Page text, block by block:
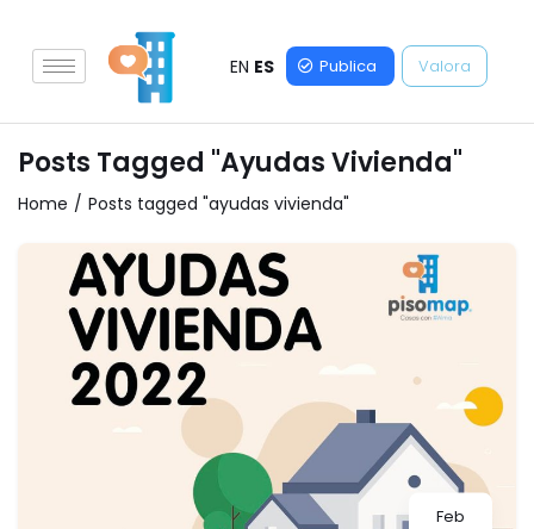
EN ES Publica Valora
Posts Tagged "ayudas Vivienda"
Home Posts tagged "ayudas vivienda"
Feb